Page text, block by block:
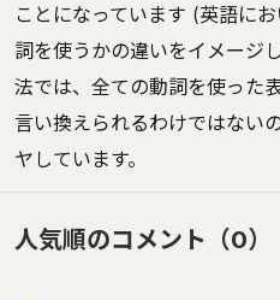
ことになっています (英語に
詞を使うかの違いをイメージ
法では、全ての動詞を使った
言い換えられるわけではない
ヤしています。
人気順のコメント （0）